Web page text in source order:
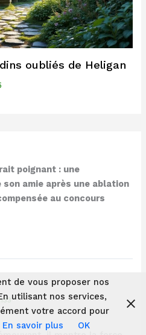
oubliés de Heligan
poignant : une
amie après une ablation
au concours
de vous proposer nos
utilisant nos services,
votre accord pour
En savoir plus OK